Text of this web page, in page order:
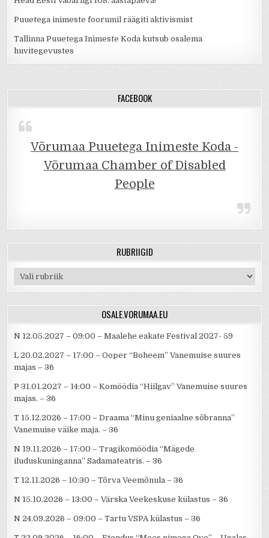
Puuetega inimeste foorumil räägiti aktivismist
Tallinna Puuetega Inimeste Koda kutsub osalema
huvitegevustes
FACEBOOK
Võrumaa Puuetega Inimeste Koda -
Võrumaa Chamber of Disabled
People
RUBRIIGID
Rubriigid
OSALE.VORUMAA.EU
N 12.05.2027 – 09:00 – Maalehe eakate Festival 2027- 59
L 20.02.2027 – 17:00 – Ooper “Boheem” Vanemuise suures
majas – 36
P 31.01.2027 – 14:00 – Komöödia “Hiilgav” Vanemuise suures
majas. – 36
T 15.12.2026 – 17:00 – Draama “Minu geniaalne sõbranna”
Vanemuise väike maja. – 36
N 19.11.2026 – 17:00 – Tragikomöödia “Mägede
iluduskuninganna” Sadamateatris. – 36
T 12.11.2026 – 10:30 – Tõrva Veemõnula – 36
N 15.10.2026 – 13:00 – Värska Veekeskuse külastus – 36
N 24.09.2026 – 09:00 – Tartu VSPA külastus – 36